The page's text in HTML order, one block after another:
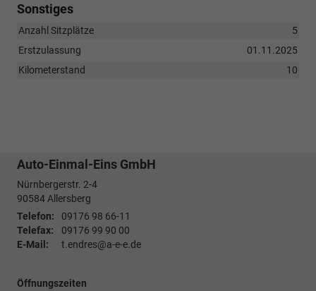
Sonstiges
Anzahl Sitzplätze
5
Erstzulassung
01.11.2025
Kilometerstand
10
Auto-Einmal-Eins GmbH
Nürnbergerstr. 2-4
90584Allersberg
Telefon:
09176 98 66-11
Telefax:
09176 99 90 00
E-Mail:
t.endres@a-e-e.de
Öffnungszeiten